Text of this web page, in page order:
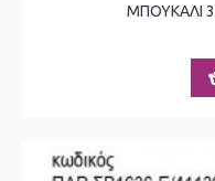
ΜΠΟΥΚΑΛΙ